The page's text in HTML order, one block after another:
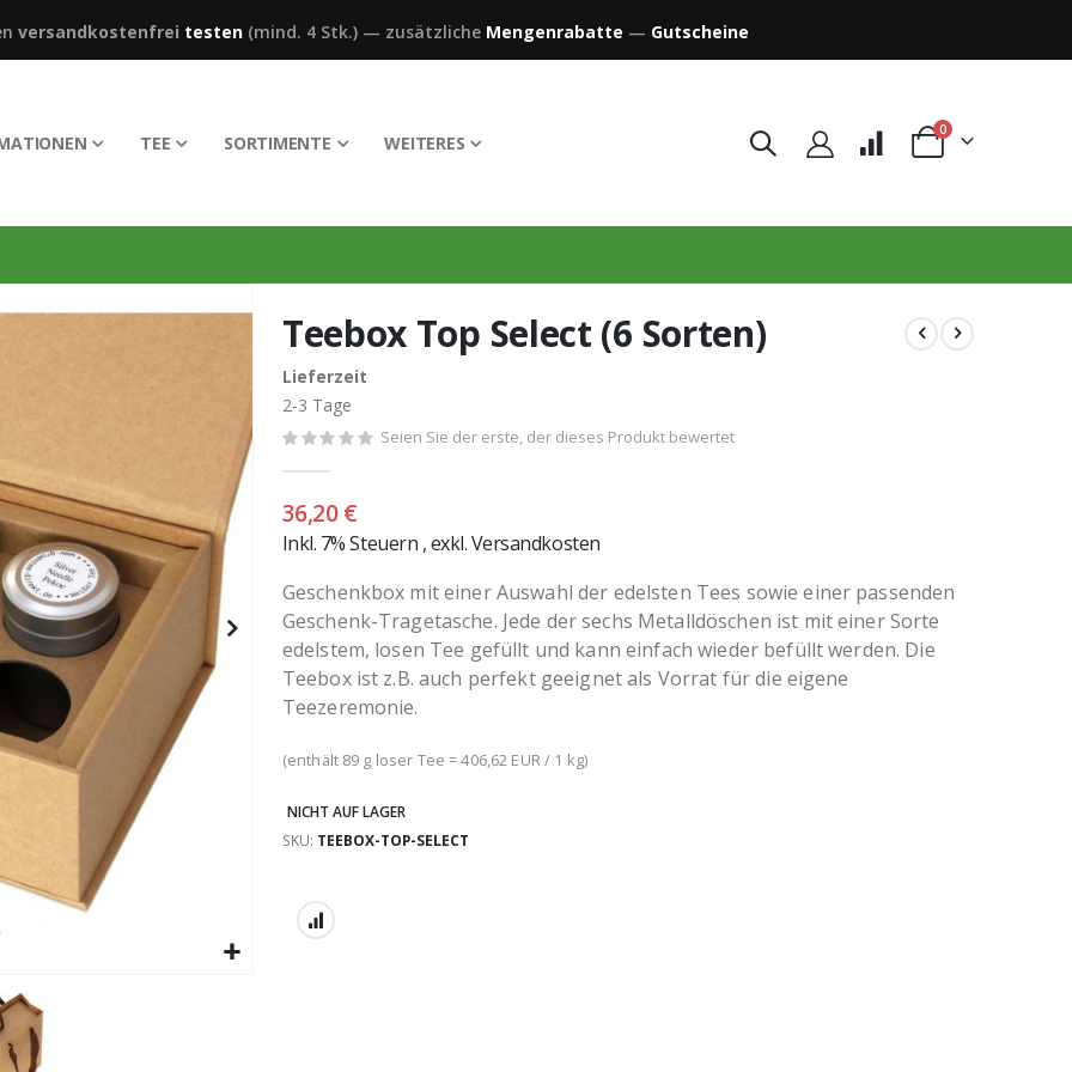
versandkostenfrei testen(mind. 4 Stk.)— zusätzliche Mengenrabatte — Gutscheine
TEE SORTIMENTE WEITERES Warenkorb
0Artikel
Teebox Top Select (6 Sorten)
Lieferzeit
2-3 Tage
Seien Sie der erste, der dieses Produkt bewertet
36,20 €
Inkl. 7% Steuern ,exkl.Versandkosten
Geschenkbox mit einer Auswahl der edelsten Tees sowie einer passenden
Geschenk-Tragetasche. Jede der sechs Metalldöschen ist mit einer Sorte
edelstem, losen Tee gefüllt und kann einfach wieder befüllt werden. Die
Teebox ist z.B. auch perfekt geeignet als Vorrat für die eigene
Teezeremonie.
(enthält 89 g loser Tee = 406,62 EUR / 1 kg)
NICHT AUF LAGER
SKU TEEBOX-TOP-SELECT